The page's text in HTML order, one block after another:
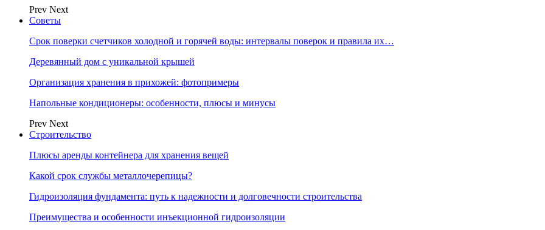
Prev Next
Советы
Срок поверки счетчиков холодной и горячей воды: интервалы поверок и правила их…
Деревянный дом с уникальной крышей
Организация хранения в прихожей: фотопримеры
Напольные кондиционеры: особенности, плюсы и минусы
Prev Next
Строительство
Плюсы аренды контейнера для хранения вещей
Какой срок службы металлочерепицы?
Гидроизоляция фундамента: путь к надежности и долговечности строительства
Преимущества и особенности инъекционной гидроизоляции